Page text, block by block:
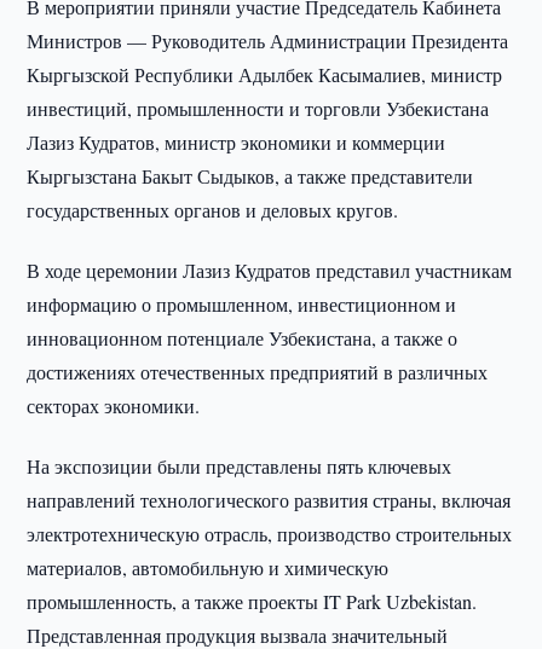
В мероприятии приняли участие Председатель Кабинета
Министров — Руководитель Администрации Президента
Кыргызской Республики Адылбек Касымалиев, министр
инвестиций, промышленности и торговли Узбекистана
Лазиз Кудратов, министр экономики и коммерции
Кыргызстана Бакыт Сыдыков, а также представители
государственных органов и деловых кругов.
В ходе церемонии Лазиз Кудратов представил участникам
информацию о промышленном, инвестиционном и
инновационном потенциале Узбекистана, а также о
достижениях отечественных предприятий в различных
секторах экономики.
На экспозиции были представлены пять ключевых
направлений технологического развития страны, включая
электротехническую отрасль, производство строительных
материалов, автомобильную и химическую
промышленность, а также проекты IT Park Uzbekistan.
Представленная продукция вызвала значительный